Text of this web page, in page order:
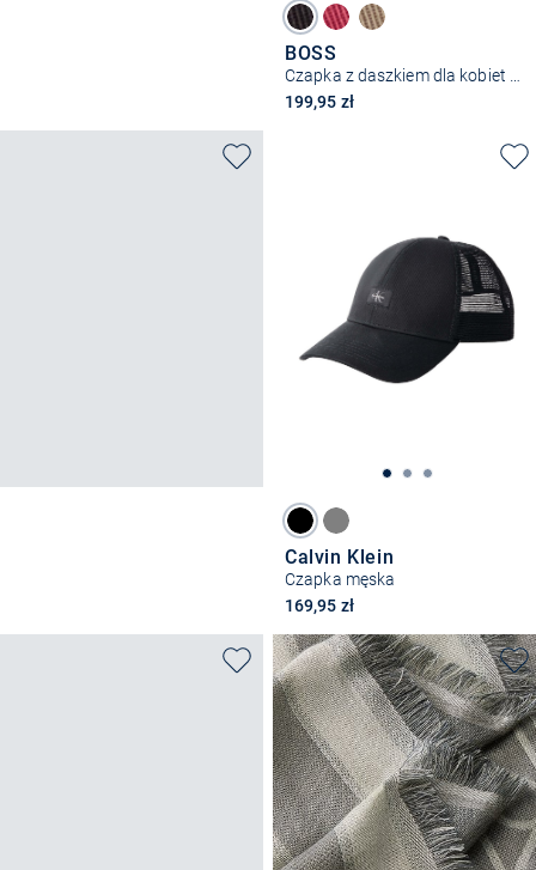
BOSS
199,95 zł
Calvin Klein
Czapka męska
169,95 zł